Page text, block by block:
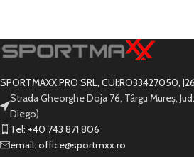
SPORTMAXX PRO SRL, CUI:RO33427050,
Strada Gheorghe Doja 76, Târgu Mureș,
Diego)
Tel: +40 743 871 806
email: office@sportmxx.ro